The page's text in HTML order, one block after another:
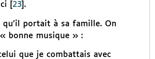
23] .
qu’il portait à sa famille. On
bonne musique » :
que je combattais avec